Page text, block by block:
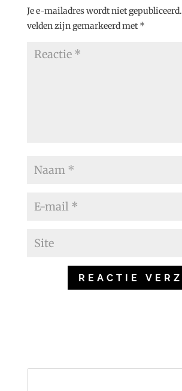
Je e-mailadres wordt niet gepubliceerd.
velden zijn gemarkeerd met *